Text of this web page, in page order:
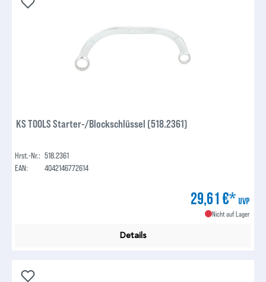
KS TOOLS Starter-/Blockschlüssel (518.2361)
Hrst.-Nr.: 518.2361
EAN:
4042146772614
29,61 €* UVP
Nicht auf Lager
Details